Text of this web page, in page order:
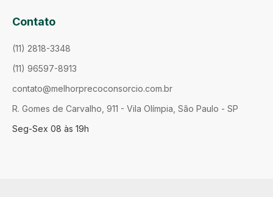
Contato
(11) 2818-3348
(11) 96597-8913
contato@melhorprecoconsorcio.com.br
R. Gomes de Carvalho, 911 - Vila Olímpia, São Paulo - SP
Seg-Sex 08 às 19h